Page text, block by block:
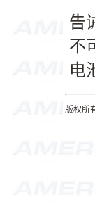
告
不
电
版权所